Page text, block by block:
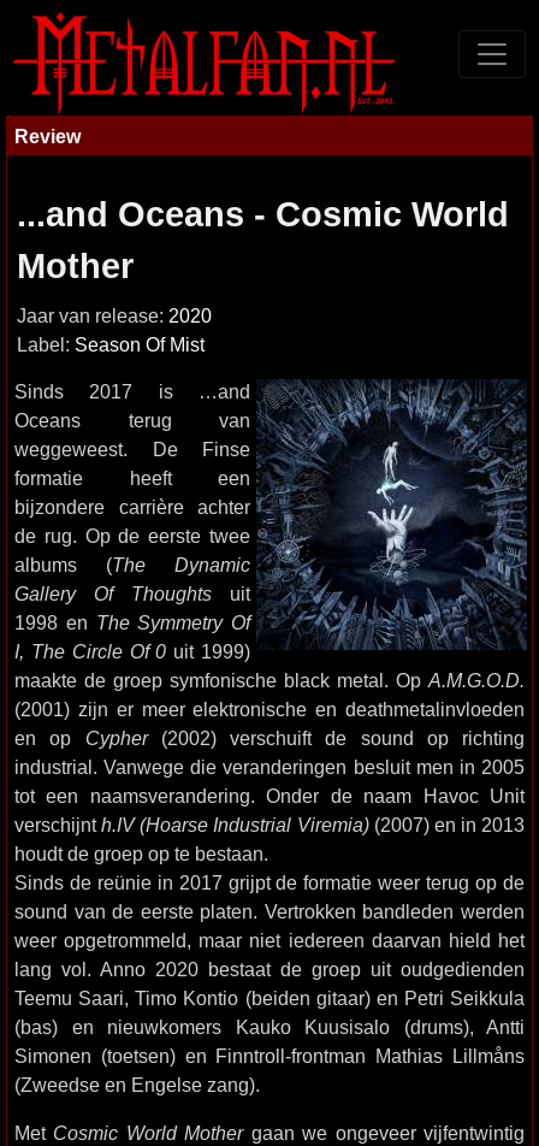
Review
...and Oceans - Cosmic World
Mother
Jaar van release: 2020
Label: Season Of Mist
Sinds 2017 is …and
Oceans terug van
weggeweest. De Finse
formatie heeft een
bijzondere carrière achter
de rug. Op de eerste twee
albums (The Dynamic
Gallery Of Thoughts uit
1998 en The Symmetry Of
I, The Circle Of 0 uit 1999)
maakte de groep symfonische black metal. Op A.M.G.O.D.
(2001) zijn er meer elektronische en deathmetalinvloeden
en op Cypher(2002) verschuift de sound op richting
industrial. Vanwege die veranderingen besluit men in 2005
tot een naamsverandering. Onder de naam Havoc Unit
verschijnth.IV (Hoarse Industrial Viremia)(2007) en in 2013
houdt de groep op te bestaan.
Sinds de reünie in 2017 grijpt de formatie weer terug op de
sound van de eerste platen. Vertrokken bandleden werden
weer opgetrommeld, maar niet iedereen daarvan hield het
lang vol. Anno 2020 bestaat de groep uit oudgedienden
Teemu Saari, Timo Kontio (beiden gitaar) en Petri Seikkula
(bas) en nieuwkomers Kauko Kuusisalo (drums), Antti
Simonen (toetsen) en Finntroll-frontman Mathias Lillmåns
(Zweedse en Engelse zang).
Met Cosmic World Mothergaan we ongeveer vijfentwintig